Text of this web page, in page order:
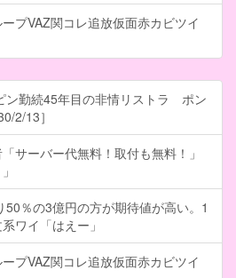
プVAZ関コレ追放仮面赤カビツイ
ン勤続45年目の非情リストラ ポン
2/13］
サーバー代無料！取付も無料！」
％の3億円の方が期待値が高い。1
ワイ「はえー」
プVAZ関コレ追放仮面赤カビツイ